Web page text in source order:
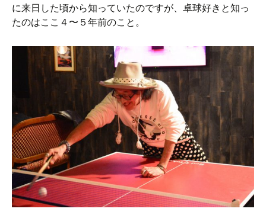
に来日した頃から知っていたのですが、卓球好きと知っ
たのはここ４〜５年前のこと。